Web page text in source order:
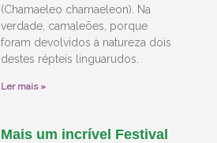
(Chamaeleo chamaeleon). Na
verdade, camaleões, porque
foram devolvidos à natureza dois
destes répteis linguarudos.
Ler mais »
Mais um incrível Festival